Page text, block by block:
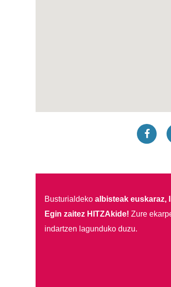
Busturialdeko albisteak euskaraz,
Egin zaitez HITZAkide! Zure
indartzen lagunduko duzu.